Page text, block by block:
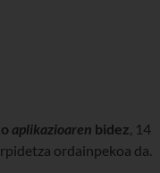
aplikazioaren bidez , 14
ordainpekoa da.